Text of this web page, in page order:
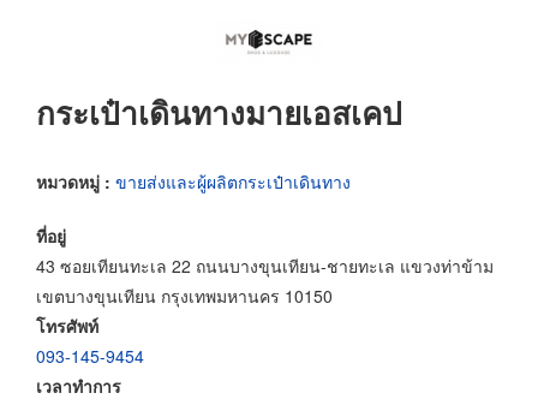
กระเป๋าเดินทางมายเอสเคป
หมวดหมู่ : ขายส่งและผู้ผลิตกระเป๋าเดินทาง
ที่อยู่
43 ซอยเทียนทะเล 22 ถนนบางขุนเทียน-ชายทะเล แขวงท่าข้าม
เขตบางขุนเทียน กรุงเทพมหานคร 10150
โทรศัพท์
093-145-9454
เวลาทำการ